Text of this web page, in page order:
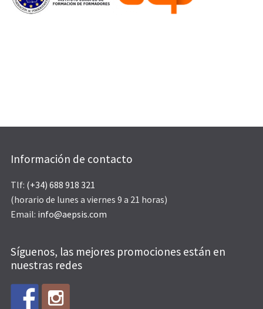
Información de contacto
Tlf: (+34) 688 918 321
(horario de lunes a viernes 9 a 21 horas)
Email: info@aepsis.com
Síguenos, las mejores promociones están en
nuestras redes